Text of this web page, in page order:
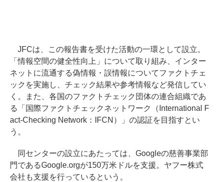
JFCは、この報告書を受けた活動の一環として設立。
「情報空間の健全性向上」について取り組み、インター
ネットに流通する偽情報・誤情報についてファクトチェ
ックを実施し、チェック結果や参考情報など発信してい
く。また、各国のファクトチェック団体の連合組織であ
る「国際ファクトチェックネットワーク（International F
act-Checking Network：IFCN）」の認証を目指すとい
う。
同センターの設立にあたっては、Googleの慈善事業部
門であるGoogle.orgが150万米ドルを支援。ヤフー株式
会社も支援を行っているという。